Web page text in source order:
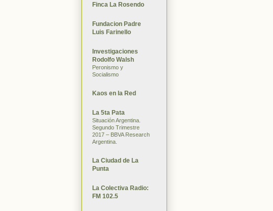
Finca La Rosendo
Fundacion Padre
Luis Farinello
Investigaciones
Rodolfo Walsh
Peronismo y
Socialismo
Kaos en la Red
La 5ta Pata
Situación Argentina.
Segundo Trimestre
2017 – BBVA Research
Argentina.
La Ciudad de La
Punta
La Colectiva Radio:
FM 102.5